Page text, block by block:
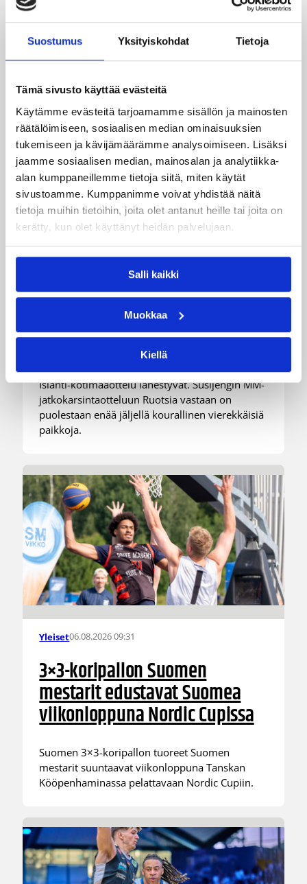
Suostumus Yksityiskohdat Tietoja
Tämä sivusto käyttää evästeitä
Käytämme evästeitä tarjoamamme sisällön ja mainosten
räätälöimiseen, sosiaalisen median ominaisuuksien
tukemiseen ja kävijämäärämme analysoimiseen. Lisäksi
jaamme sosiaalisen median, mainosalan ja analytiikka-
alan kumppaneillemme tietoja siitä, miten käytät
sivustoamme. Kumppanimme voivat yhdistää näitä
tietoja muihin tietoihin, joita olet antanut heille tai joita on
kerätty, kun olet käyttänyt heidän palvelujaan.
Salli kaikki
Muokkaa
Kiellä
Maajoukkueet 06.08.2026 10:14
Edulliset liput Susijengin ja
Susiladiesin elokuun
kotimaaotteluihin nyt
myynnissä
Susiladiesin elokuun kotiturnaus ja Susijengin
Islanti-kotimaaottelu lähestyvät. Susijengin MM-
jatkokarsintaotteluun Ruotsia vastaan on
puolestaan enää jäljellä kourallinen vierekkäisiä
paikkoja.
Yleiset06.08.2026 09:31
3×3-koripallon Suomen
mestarit edustavat Suomea
viikonloppuna Nordic Cupissa
Suomen 3×3-koripallon tuoreet Suomen
mestarit suuntaavat viikonloppuna Tanskan
Kööpenhaminassa pelattavaan Nordic Cupiin.